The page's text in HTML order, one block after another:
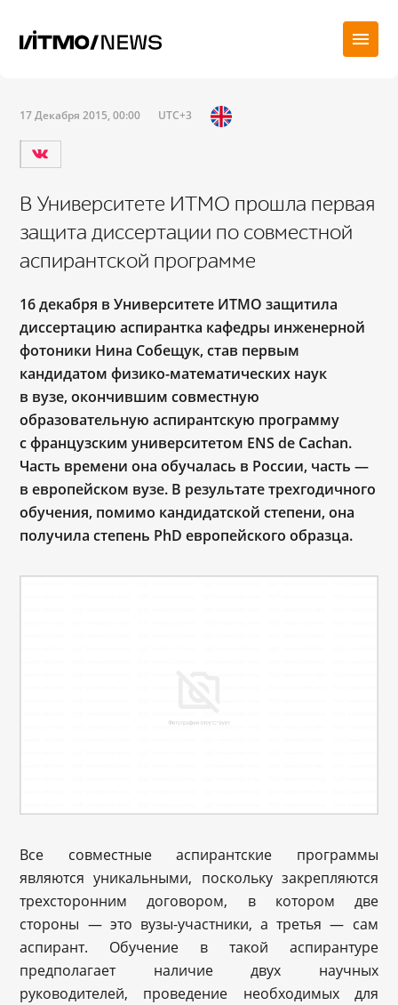
17 Декабря 2015, 00:00 UTC+3
В Университете ИТМО прошла первая
защита диссертации по совместной
аспирантской программе
16 декабря в Университете ИТМО защитила
диссертацию аспирантка кафедры инженерной
фотоники Нина Собещук, став первым
кандидатом физико-математических наук
в вузе, окончившим совместную
образовательную аспирантскую программу
с французским университетом ENS de Cachan.
Часть времени она обучалась в России, часть —
в европейском вузе. В результате трехгодичного
обучения, помимо кандидатской степени, она
получила степень PhD европейского образца.
Все совместные аспирантские программы
являются уникальными, поскольку закрепляются
трехсторонним договором, в котором две
стороны — это вузы-участники, а третья — сам
аспирант. Обучение в такой аспирантуре
предполагает наличие двух научных
руководителей, проведение необходимых для